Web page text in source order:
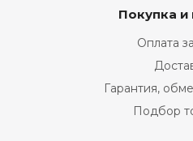
Покупка и
Оплата
Гарантия,
Подбор